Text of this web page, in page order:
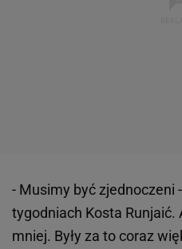
- Musimy być zjednoczeni
tygodniach Kosta Runjaić.
mniej. Były za to coraz